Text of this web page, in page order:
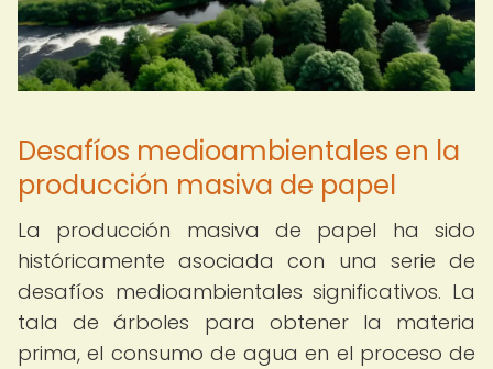
Desafíos medioambientales en la
producción masiva de papel
La producción masiva de papel ha sido
históricamente asociada con una serie de
desafíos medioambientales significativos. La
tala de árboles para obtener la materia
prima, el consumo de agua en el proceso de